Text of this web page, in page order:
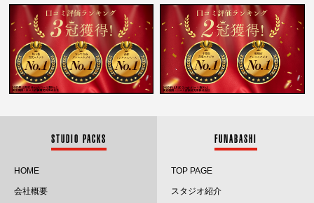
2026.1
2025.12
2025.11
2025.7
STUDIO PACKS
HOME
会社概要
FUNABASHI
TOP PAGE
スタジオ紹介